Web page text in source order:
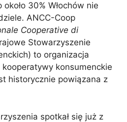
30% Włochów nie
ANCC-Coop
Cooperative di
Stowarzyszenie
to organizacja
kooperatywy konsumenckie
historycznie powiązana z
spotkał się już z